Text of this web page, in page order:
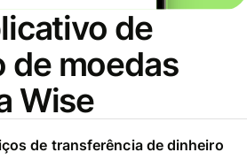
de
de moedas
Wise
de transferência de dinheiro